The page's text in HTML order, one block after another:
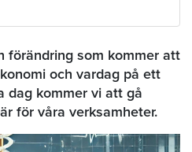
förändring som kommer att
och vardag på ett
dag kommer vi att gå
för våra verksamheter.